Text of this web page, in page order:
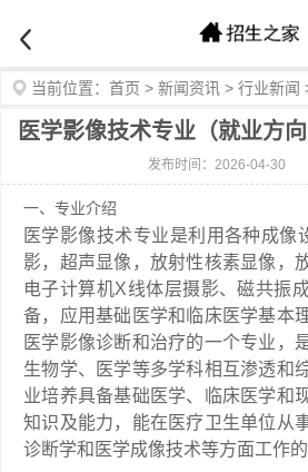
当前位置： 首页 > 新闻资讯 > 行业新闻
医学影像技术专业（就业方向
发布时间：2026-04-30
一、专业介绍
医学影像技术专业是利用各种成像
影，超声显像，放射性核素显像，
电子计算机X线体层摄影、磁共振
备，应用基础医学和临床医学基本
医学影像诊断和治疗的一个专业，
生物学、医学等多学科相互渗透和
业培养具备基础医学、临床医学和
知识及能力，能在医疗卫生单位从
诊断学和医学成像技术等方面工作